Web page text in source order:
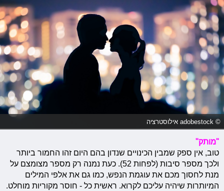
© adobestock אילוסטרציה
"מותק"
טוב, אין ספק שמבין הכינויים שנדון בהם היום זהו החמור ביותר
ולכך מספר סיבות (לפחות 52). כעת נמנה רק מספר מצומצם על
מנת לחסוך מכם את עוגמת הנפש, כמו גם את אלפי המילים
המיותרות שיהיה עליכם לקרוא. ראשית כל - חוסר מקוריות מוחלט.